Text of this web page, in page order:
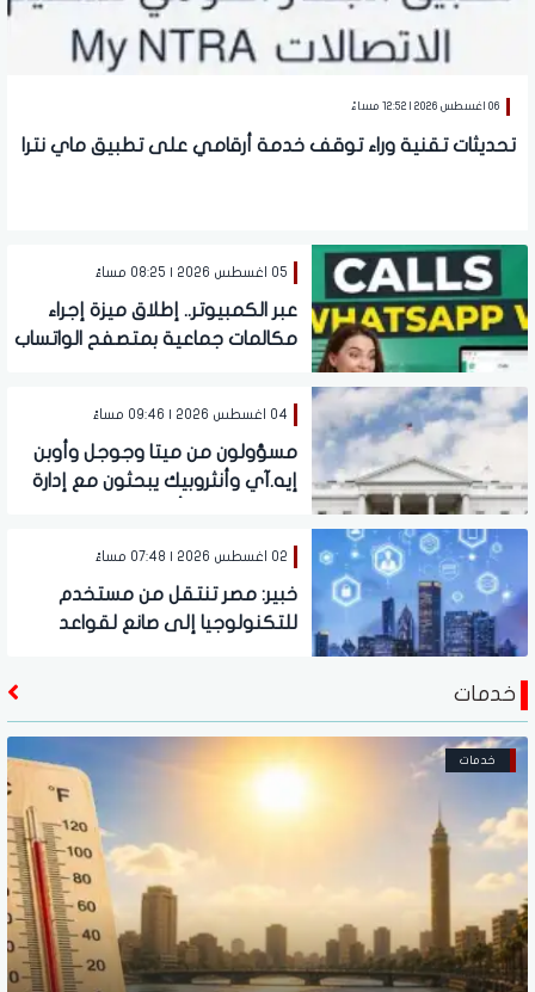
06 اغسطس 2026 | 12:52 مساءً
تحديثات تقنية وراء توقف خدمة أرقامي على تطبيق ماي نترا
05 اغسطس 2026 | 08:25 مساءً
عبر الكمبيوتر.. إطلاق ميزة إجراء
مكالمات جماعية بمتصفح الواتساب
04 اغسطس 2026 | 09:46 مساءً
مسؤولون من ميتا وجوجل وأوبن
إيه.آي وأنثروبيك يبحثون مع إدارة
02 اغسطس 2026 | 07:48 مساءً
خبير: مصر تنتقل من مستخدم
للتكنولوجيا إلى صانع لقواعد
خدمات
خدمات